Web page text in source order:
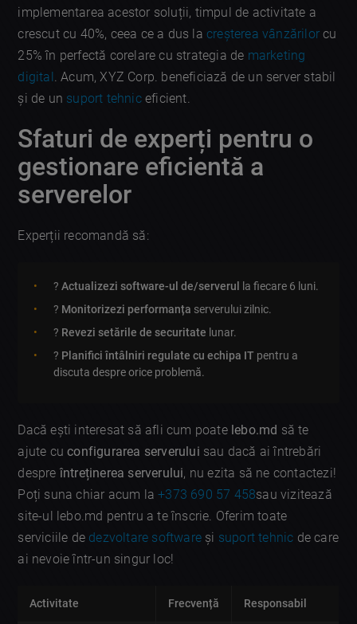
implementarea acestor soluții, timpul de activitate a
crescut cu 40%, ceea ce a dus lacreșterea vânzărilor cu
25% în perfectă corelare cu strategia de marketing
digital. Acum, XYZ Corp. beneficiază de un server stabil
și de un suport tehniceficient.
Sfaturi de experți pentru o
gestionare eficientă a
serverelor
Experții recomandă să:
?Actualizezi software-ul de/serverul
la fiecare 6 luni.
? Monitorizezi performanța serverului zilnic.
? Revezi setările de securitate lunar.
? Planifici întâlniri regulate cu echipa IT pentru a
discuta despre orice problemă.
Dacă ești interesat să afli cum poate lebo.md să te
ajute cuconfigurarea serverului sau dacă ai întrebări
despre întreținerea serverului, nu ezita să ne contactezi!
Poți suna chiar acum la+373 690 57 458sau vizitează
site-ul lebo.md pentru a te înscrie. Oferim toate
serviciile de dezvoltare software și suport tehnic de care
ai nevoie într-un singur loc!
Activitate Frecvență Responsabil